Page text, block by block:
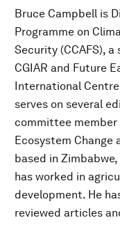
Bruce Campbell is
Programme on
Security (CCAFS),
CGIAR and Future
International
serves on several
committee member
Ecosystem Change
based in
has worked in
development. He
reviewed articles